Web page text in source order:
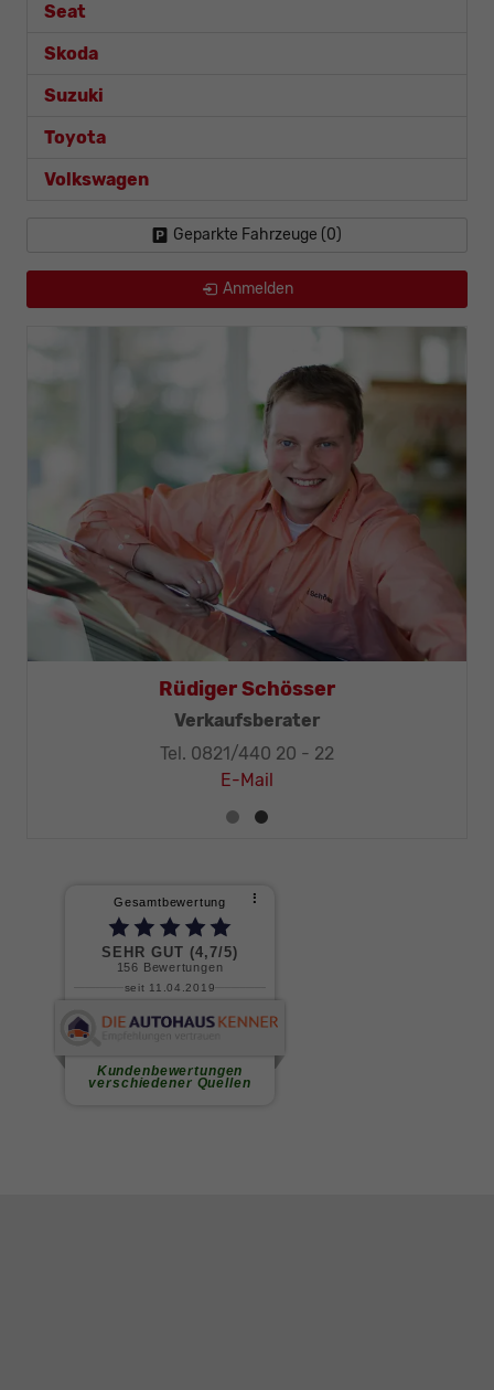
Seat
Skoda
Suzuki
Toyota
Volkswagen
Geparkte Fahrzeuge (0)
Anmelden
Rüdiger Schösser
Verkaufsberater
Tel. 0821/440 20 - 22
E-Mail